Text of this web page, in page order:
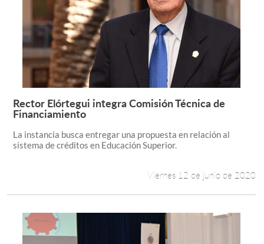
Leer más +
Rector Elórtegui integra Comisión Técnica de
Financiamiento
La instancia busca entregar una propuesta en relación al
sistema de créditos en Educación Superior.
Viernes 12 de junio de 2020